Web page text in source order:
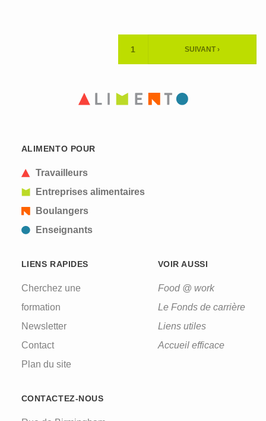
PAGE
1 SUIVANT ›
ALIMENTO POUR
Travailleurs
Entreprises alimentaires
Boulangers
Enseignants
LIENS RAPIDES
Cherchez une
formation
Newsletter
Contact
Plan du site
VOIR AUSSI
Food @ work
Le Fonds de carrière
Liens utiles
Accueil efficace
CONTACTEZ-NOUS